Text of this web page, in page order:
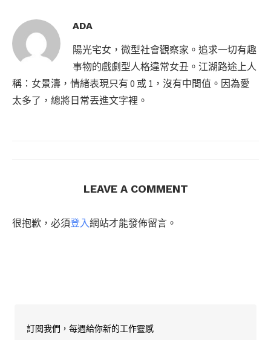
ADA
陽光宅女，微型社會觀察家。追求一切有趣
事物的戲劇型人格違常女丑。江湖路途上人
稱：女景濤，情緒表現只有 0 或 1，沒有中間值。因為愛
太多了，總將日常丟進文字裡。
LEAVE A COMMENT
很抱歉，必須登入網站才能發佈留言。
訂閱我們，每週給你新的工作靈感